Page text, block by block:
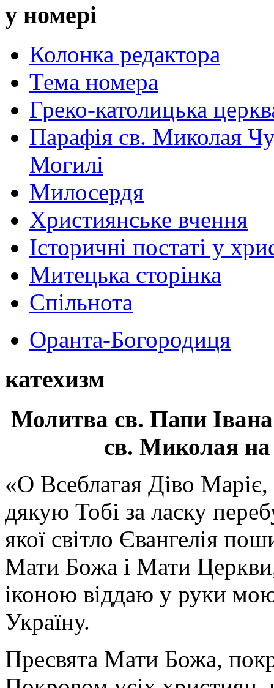
у номері
Колонка редактора
Тема номера
Греко-католицька
Парафія св. Миколая
Могилі
Милосердя
Християнське вчення
Історичні постаті у
Митецька сторінка
Спільнота
Оранта-Богородиця
катехизм
Молитва св. Папи
св. Миколая на
«О Всеблагая Діво
дякую Тобі за ласку
якої світло Євангелія
Мати Божа і Мати
іконою віддаю у руки
Україну.
Пресвята Мати Божа,